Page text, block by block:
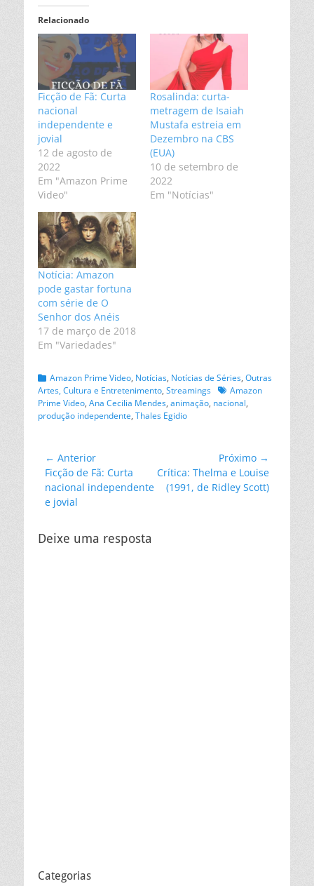
Relacionado
Ficção de Fã: Curta
nacional
independente e
jovial
12 de agosto de
2022
Em "Amazon Prime
Video"
Rosalinda: curta-
metragem de Isaiah
Mustafa estreia em
Dezembro na CBS
(EUA)
10 de setembro de
2022
Em "Notícias"
Notícia: Amazon
pode gastar fortuna
com série de O
Senhor dos Anéis
17 de março de 2018
Em "Variedades"
Categorias:
Amazon Prime Video, Notícias, Notícias de Séries, Outras
Artes, Cultura e Entretenimento, Streamings Tags:Amazon
Prime Video, Ana Cecilia Mendes, animação, nacional,
produção independente, Thales Egidio
Navegação
de
Post
← Anterior
Post
anterior:
Ficção de Fã: Curta
nacional independente
e jovial
Próximo →
Próximo
post:
Crítica: Thelma e Louise
(1991, de Ridley Scott)
Deixe uma resposta
Categorias